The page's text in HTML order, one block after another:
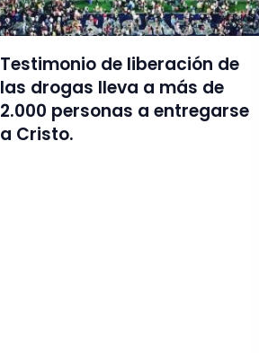
Testimonio de liberación de
las drogas lleva a más de
2.000 personas a entregarse
a Cristo.